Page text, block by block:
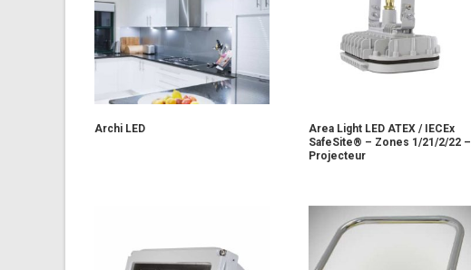
Archi LED
Area Light LED ATEX / IECEx
SafeSite® – Zones 1/21/2/22 –
Projecteur